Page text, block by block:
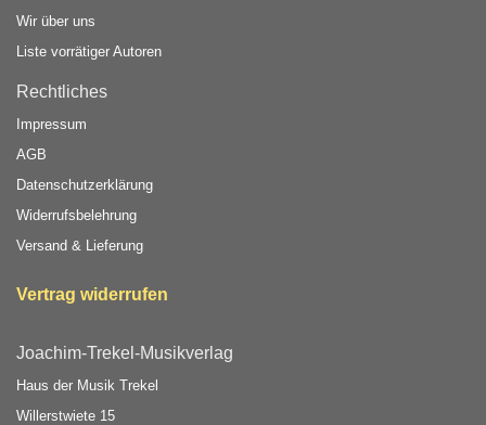
Wir über uns
Liste vorrätiger Autoren
Rechtliches
Impressum
AGB
Datenschutzerklärung
Widerrufsbelehrung
Versand & Lieferung
Vertrag widerrufen
Joachim-Trekel-Musikverlag
Haus der Musik Trekel
Willerstwiete 15